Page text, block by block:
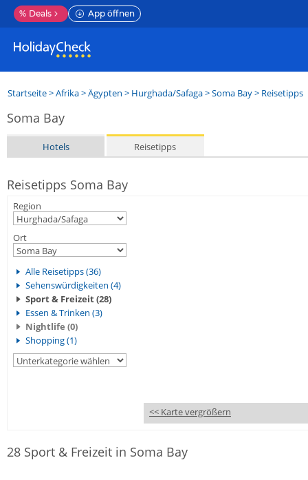
% Deals App öffnen
Startseite>Afrika>Ägypten > Hurghada/Safaga>Soma Bay> Reisetipps
Soma Bay
Hotels Reisetipps
Reisetipps Soma Bay
Region
Ort
Alle Reisetipps (36)
Sehenswürdigkeiten (4)
Sport & Freizeit (28)
Essen & Trinken (3)
Nightlife (0)
Shopping (1)
<< Karte vergrößern
28 Sport & Freizeit in Soma Bay